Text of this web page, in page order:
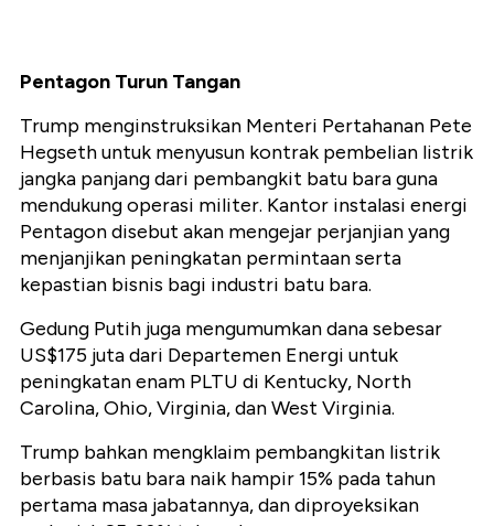
Pentagon Turun Tangan
Trump menginstruksikan Menteri Pertahanan Pete
Hegseth untuk menyusun kontrak pembelian listrik
jangka panjang dari pembangkit batu bara guna
mendukung operasi militer. Kantor instalasi energi
Pentagon disebut akan mengejar perjanjian yang
menjanjikan peningkatan permintaan serta
kepastian bisnis bagi industri batu bara.
Gedung Putih juga mengumumkan dana sebesar
US$175 juta dari Departemen Energi untuk
peningkatan enam PLTU di Kentucky, North
Carolina, Ohio, Virginia, dan West Virginia.
Trump bahkan mengklaim pembangkitan listrik
berbasis batu bara naik hampir 15% pada tahun
pertama masa jabatannya, dan diproyeksikan